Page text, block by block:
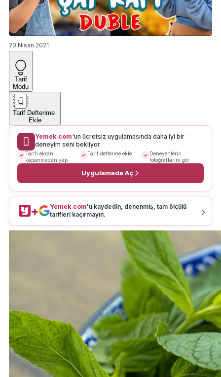
20 Nisan 2021
Tarif
Modu
Tarif Defterime
Ekle
Yemek.com'un ücretsiz uygulamasında daha iyi bir
deneyim seni bekliyor
Tarifi ekran
kapanmadan yap
Tarif defterine ekle
Deneyenlerin
fotoğraflarını gör
Uygulamada Aç
+ Yemek.com'u kaydedin, denenmiş, tam ölçülü
tarifleri kaçırmayın.